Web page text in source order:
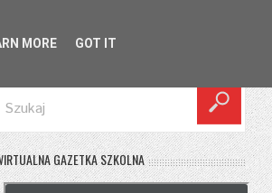
GAZETKA SZKOLNA
MORE GOT IT